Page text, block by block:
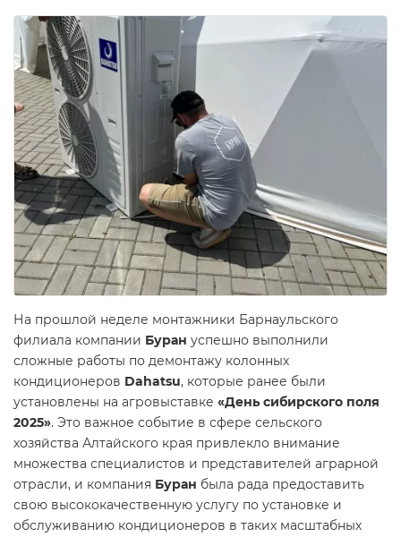
На прошлой неделе монтажники Барнаульского
филиала компании Буран успешно выполнили
сложные работы по демонтажу колонных
кондиционеров Dahatsu, которые ранее были
установлены на агровыставке «День сибирского поля
2025». Это важное событие в сфере сельского
хозяйства Алтайского края привлекло внимание
множества специалистов и представителей аграрной
отрасли, и компания Буран была рада предоставить
свою высококачественную услугу по установке и
обслуживанию кондиционеров в таких масштабных